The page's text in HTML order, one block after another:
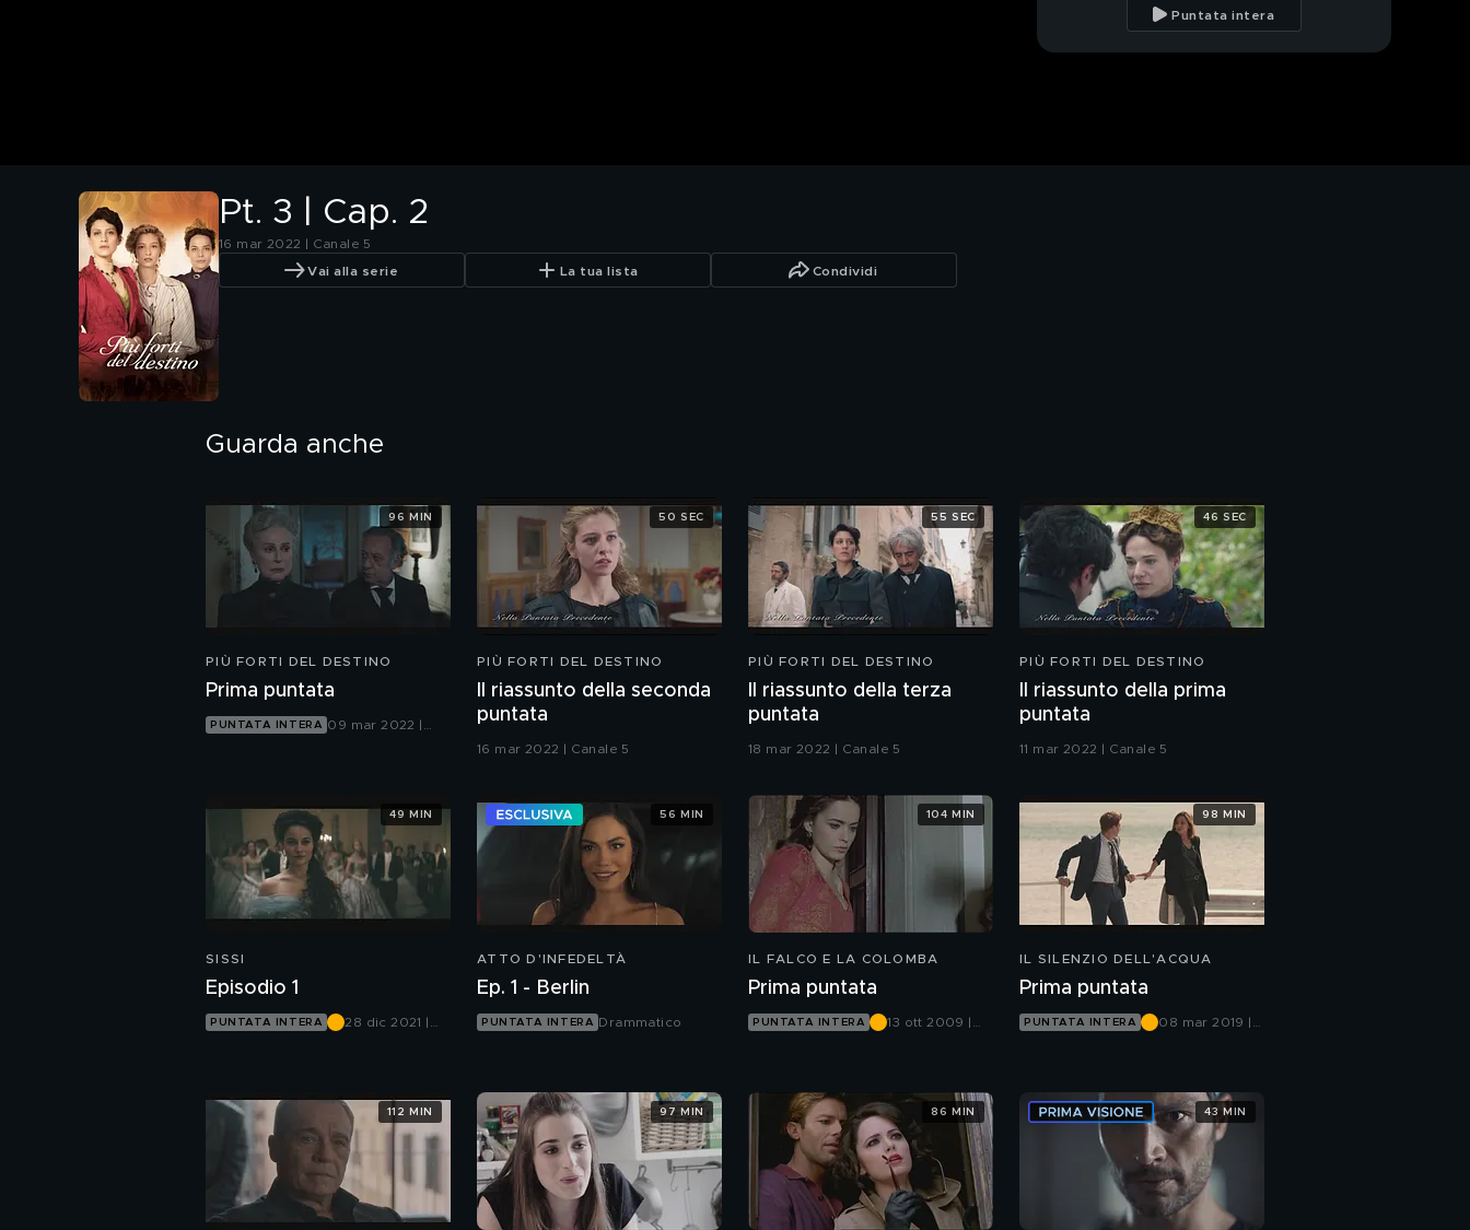
Puntata intera
Pt. 3 | Cap. 2
16 mar 2022 | Canale 5
Vai alla serie La tua lista Condividi
Guarda anche
PIÙ FORTI DEL DESTINO
Prima puntata
PUNTATA INTERA 09 mar 2022 |
96 MIN
PIÙ FORTI DEL DESTINO
Il riassunto della seconda
puntata
16 mar 2022 | Canale 5
50 SEC
PIÙ FORTI DEL DESTINO
Il riassunto della terza
puntata
18 mar 2022 | Canale 5
55 SEC
PIÙ FORTI DEL DESTINO
Il riassunto della prima
puntata
11 mar 2022 | Canale 5
46 SEC
SISSI
Episodio 1
PUNTATA INTERA
28 dic 2021 |
49 MIN
ATTO D'INFEDELTÀ
Ep. 1 - Berlin
PUNTATA INTERA Drammatico
56 MIN
IL FALCO E LA COLOMBA
Prima puntata
PUNTATA INTERA
13 ott 2009 |
104 MIN
IL SILENZIO DELL'ACQUA
Prima puntata
PUNTATA INTERA
08 mar 2019 |
98 MIN
112 MIN 97 MIN 86 MIN 43 MIN